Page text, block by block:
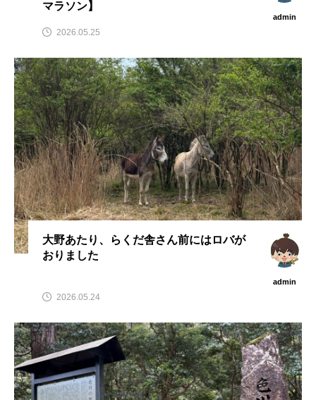
マラソン】
admin
2026.05.25
大野あたり、らくだ舎さん前にはロバが
おりました
admin
2026.05.24